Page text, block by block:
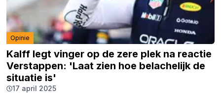
Opinie
Kalff legt vinger op de zere plek na reactie
Verstappen: 'Laat zien hoe belachelijk de
situatie is'
17 april 2025